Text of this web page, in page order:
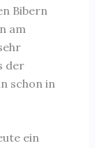
Bibern
am
der
schon in
ein